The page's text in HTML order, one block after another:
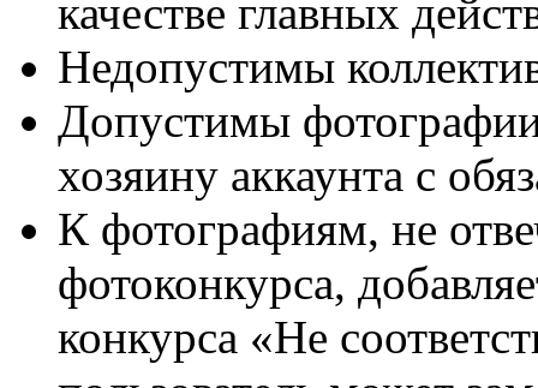
качестве главных
Недопустимы
Допустимы
хозяину аккаунта с
К фотографиям, не
фотоконкурса,
конкурса «Не